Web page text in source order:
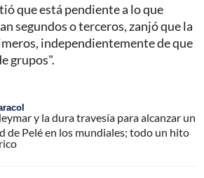
que está pendiente a lo que
segundos o terceros, zanjó que la
independientemente de que
grupos".
y la dura travesía para alcanzar un
de Pelé en los mundiales; todo un hito